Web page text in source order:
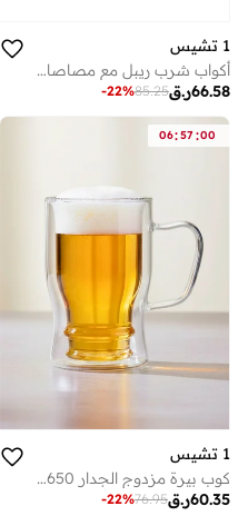
1 تشيس
أكواب شرب ريبل مع مصاصات 320 مل (مجموعة من 4)
ر.ق66.58
85.25
-22%
06:57 :00
1 تشيس
كوب بيرة مزدوج الجدار 650 مل - كوب زجاجي معزول من زجاج البوروسيليكات (قطعة واحدة)كوب بيرة مزدوج الجدار 650 مل - كوب زجاجي معزول من زجاج البوروسيليكات (قطعة واحدة)
ر.ق60.35
76.95
-22%